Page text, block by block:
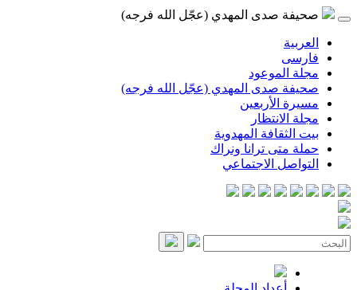
صحيفة صدى المهدي (عجّل الله فرجه)
العربية
فارسی
مجلة الموعود
صحيفة صدى المهدي (عجّل الله فرجه)
مسيرة الأربعين
مجلة الانتظار
بيت الثقافة المهدوية
حملة متى ترانا ونراك
التواصل الاجتماعي